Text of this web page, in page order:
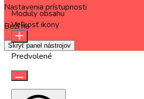
Nastavenia prístupnosti
Beží naOneTap
Skryť panel nástrojov
Moduly obsahu
Veľkosť ikony
Predvolené